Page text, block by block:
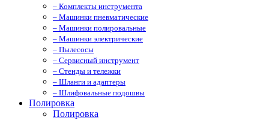
– Комплекты инструмента
– Машинки пневматические
– Машинки полировальные
– Машинки электрические
– Пылесосы
– Сервисный инструмент
– Стенды и тележки
– Шланги и адаптеры
– Шлифовальные подошвы
Полировка
Полировка